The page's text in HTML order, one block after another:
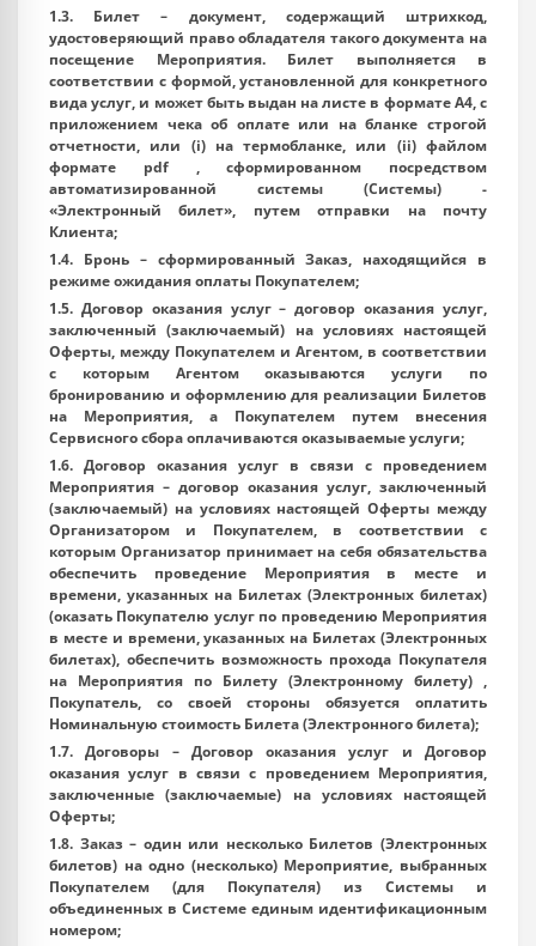
1.3. Билет – документ, содержащий штрихкод,
удостоверяющий право обладателя такого документа на
посещение Мероприятия. Билет выполняется в
соответствии с формой, установленной для конкретного
вида услуг, и может быть выдан на листе в формате А4, с
приложением чека об оплате или на бланке строгой
отчетности, или (i) на термобланке, или (ii) файлом
формате pdf , сформированном посредством
автоматизированной системы (Системы) -
«Электронный билет», путем отправки на почту
Клиента;
1.4. Бронь– сформированный Заказ, находящийся в
режиме ожидания оплаты Покупателем;
1.5. Договор оказания услуг– договор оказания услуг,
заключенный (заключаемый) на условиях настоящей
Оферты, между Покупателем и Агентом, в соответствии
с которым Агентом оказываются услуги по
бронированию и оформлению для реализации Билетов
на Мероприятия, а Покупателем путем внесения
Сервисного сбора оплачиваются оказываемые услуги;
1.6. Договор оказания услуг в связи с проведением
Мероприятия – договор оказания услуг, заключенный
(заключаемый) на условиях настоящей Оферты между
Организатором и Покупателем, в соответствии с
которым Организатор принимает на себя обязательства
обеспечить проведение Мероприятия в месте и
времени, указанных на Билетах (Электронных билетах)
(оказать Покупателю услуг по проведению Мероприятия
в месте и времени, указанных на Билетах (Электронных
билетах), обеспечить возможность прохода Покупателя
на Мероприятия по Билету (Электронному билету) ,
Покупатель, со своей стороны обязуется оплатить
Номинальную стоимость Билета (Электронного билета);
1.7.Договоры – Договор оказания услуг и Договор
оказания услуг в связи с проведением Мероприятия,
заключенные (заключаемые) на условиях настоящей
Оферты;
1.8. Заказ – один или несколько Билетов (Электронных
билетов) на одно (несколько) Мероприятие, выбранных
Покупателем (для Покупателя) из Системы и
объединенных в Системе единым идентификационным
номером;